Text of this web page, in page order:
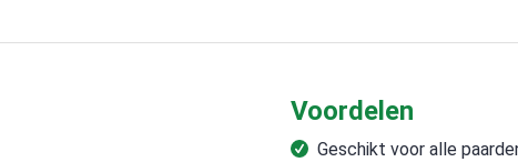
Voordelen
Geschikt voor alle